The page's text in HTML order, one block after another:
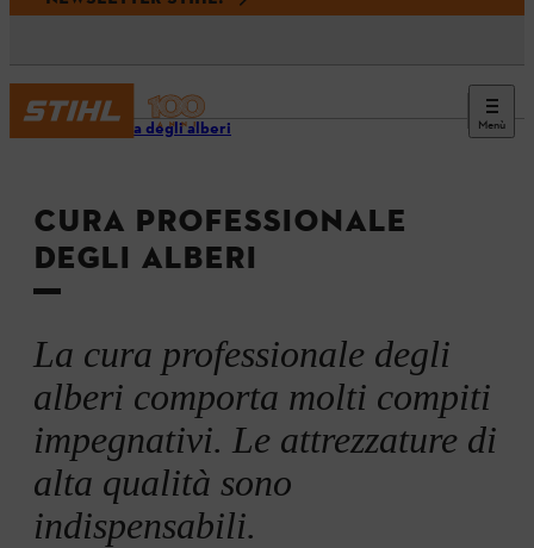
Menù
Potatura degli alberi
CURA PROFESSIONALE
DEGLI ALBERI
La cura professionale degli
alberi comporta molti compiti
impegnativi. Le attrezzature di
alta qualità sono
indispensabili.